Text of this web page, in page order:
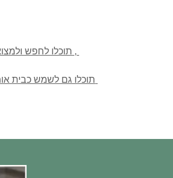
תוכלו לחפש ולמצוא אנשים שמשמשים כבית אומנה בסביבתכם ובכל רחבי הארץ ,